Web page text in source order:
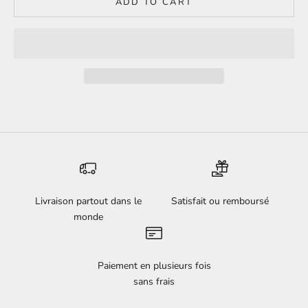
Livraison partout dans le
monde
Satisfait ou remboursé
Paiement en plusieurs fois
sans frais